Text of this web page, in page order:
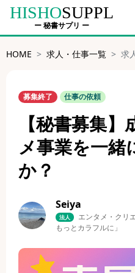
HISHOSUPPL
ー 秘書サプリ ー
HOME 求人・仕事一覧 求
募集終了 仕事の依頼
【秘書募集
メ事業を一緒
か？
Seiya
法人
エンタメ・クリ
もっとカラフルに」